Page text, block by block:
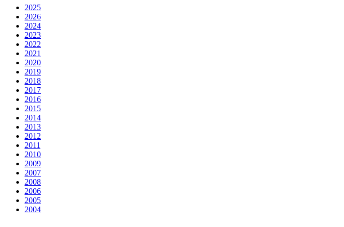
2025
2026
2024
2023
2022
2021
2020
2019
2018
2017
2016
2015
2014
2013
2012
2011
2010
2009
2007
2008
2006
2005
2004